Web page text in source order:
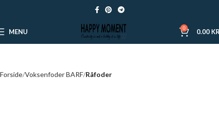
MENU 0 0.00
Forside Voksenfoder BARF Råfoder